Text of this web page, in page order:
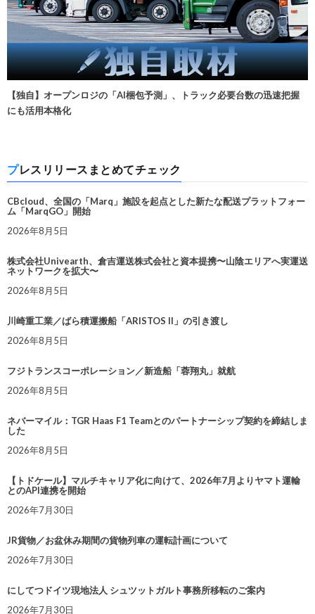
【独自】オープンロジの「AI梱包予測」、トラック必要台数の迅速把握
にも活用本格化
プレスリリースまとめてチェック
CBcloud、全国の「Marq」施設を起点とした新たな配送プラットフォー
ム「MarqGO」開始
2026年8月5日
株式会社Univearth、倉吉運送株式会社と資本提携〜山陰エリアへ実運送
ネットワークを拡大〜
2026年8月5日
川崎重工業／ばら積運搬船「ARISTOS II」の引き渡し
2026年8月5日
フジトランスコーポレーション／新造船「蓉翔丸」就航
2026年8月5日
ネバーマイル：TGR Haas F1 Teamとのパートナーシップ契約を締結しま
した
2026年8月5日
【トドケール】マルチキャリア化に向けて、2026年7月よりヤマト運輸
とのAPI連携を開始
2026年7月30日
JR貨物／お盆休み期間の貨物列車の運転計画について
2026年7月30日
にしてつドイツ現地法人 シュツットガルト事務所移転のご案内
2026年7月30日